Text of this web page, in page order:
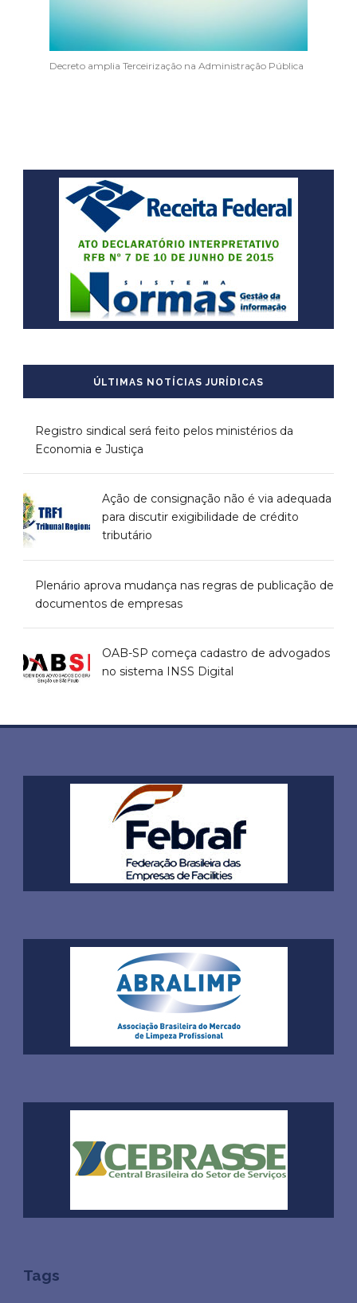
Decreto amplia Terceirização na Administração Pública
ÚLTIMAS NOTÍCIAS JURÍDICAS
Registro sindical será feito pelos ministérios da
Economia e Justiça
Ação de consignação não é via adequada
para discutir exigibilidade de crédito
tributário
Plenário aprova mudança nas regras de publicação de
documentos de empresas
OAB-SP começa cadastro de advogados
no sistema INSS Digital
Tags